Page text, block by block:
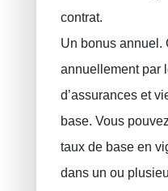
contrat.
Un bonus annuel.
annuellement par
d’assurances et
base. Vous
taux de base en
dans un ou